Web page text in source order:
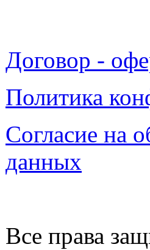
Договор -
Политика
Согласие на
данных
Все права